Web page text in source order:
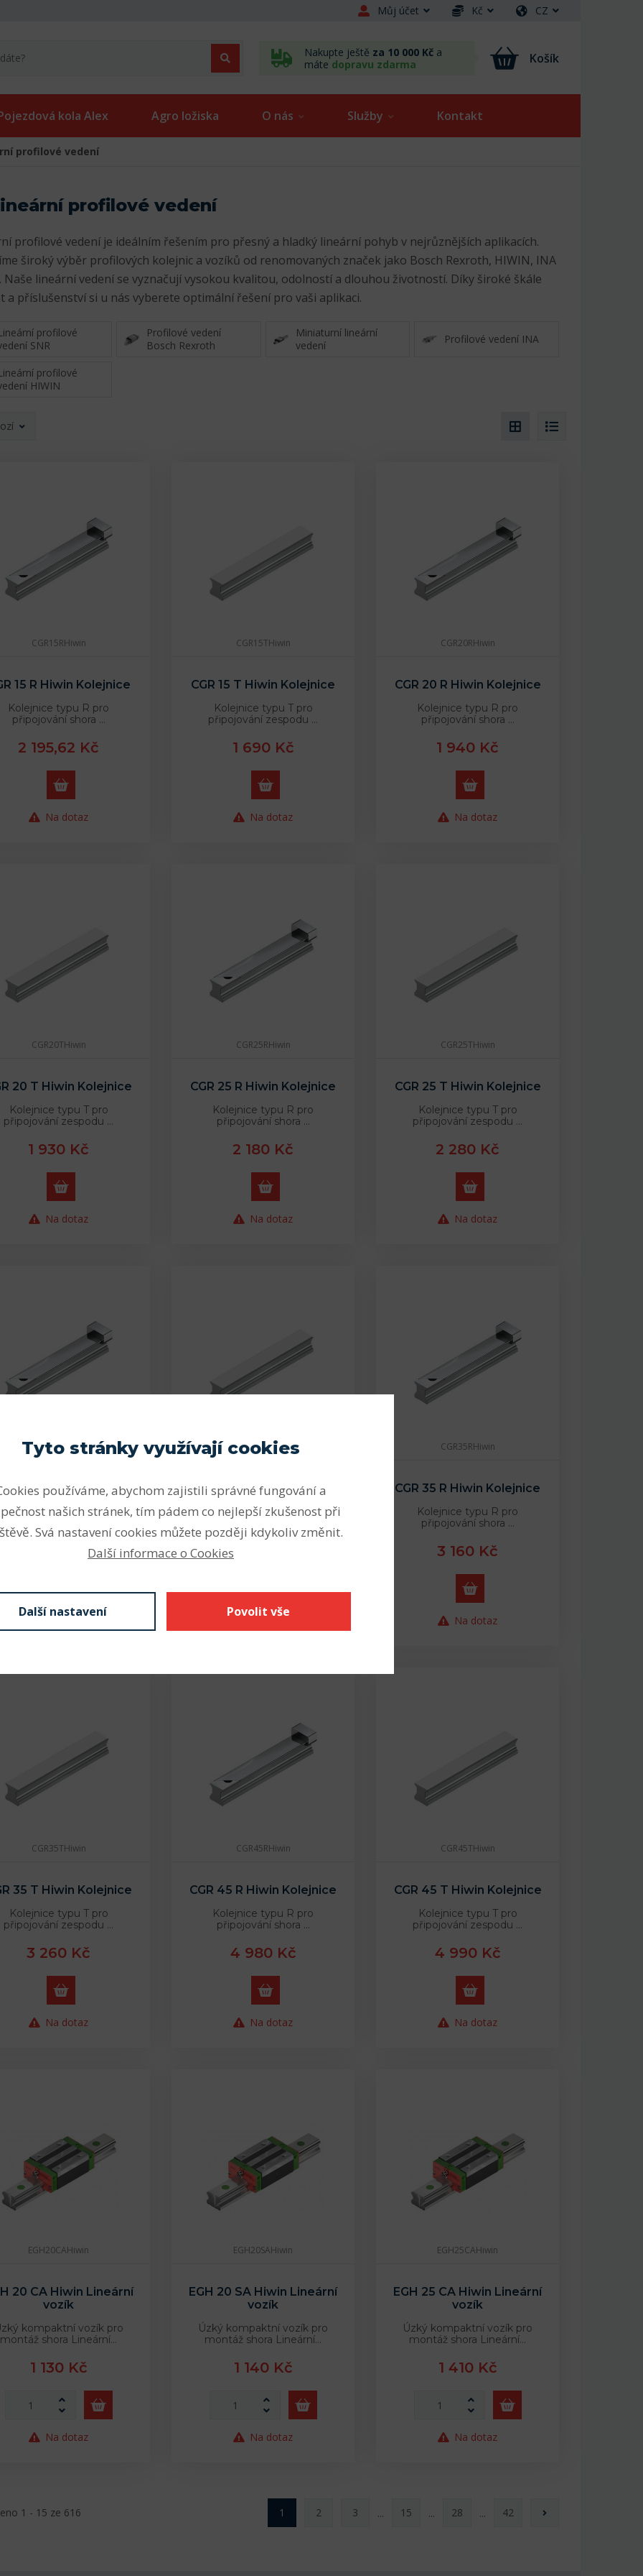
Můj účet Kč CZ
Nakupte ještě za 10 000 Kč a
máte dopravu zdarma Košík
kola Alex Agro ložiska O nás Služby Kontakt
profilové vedení
profilové vedení
profilové vedení je ideálním řešením pro přesný a hladký lineární pohyb v nejrůznějších aplikacích.
široký výběr profilových kolejnic a vozíků od renomovaných značek jako Bosch Rexroth, HIWIN, INA
Naše lineární vedení se vyznačují vysokou kvalitou, odolností a dlouhou životností. Díky široké škále
a příslušenství si u nás vyberete optimální řešení pro vaši aplikaci.
profilové
SNR
Profilové vedení
Bosch Rexroth
Miniaturní lineární
vedení
Profilové vedení INA
profilové
HIWIN
CGR15RHiwin
15 R Hiwin Kolejnice
Kolejnice typu R pro
připojování shora …
2 195,62 Kč
Na dotaz
CGR15THiwin
CGR 15 T Hiwin Kolejnice
Kolejnice typu T pro
připojování zespodu …
1 690 Kč
Na dotaz
CGR20RHiwin
CGR 20 R Hiwin Kolejnice
Kolejnice typu R pro
připojování shora …
1 940 Kč
Na dotaz
CGR20THiwin
20 T Hiwin Kolejnice
Kolejnice typu T pro
připojování zespodu …
1 930 Kč
Na dotaz
CGR25RHiwin
CGR 25 R Hiwin Kolejnice
Kolejnice typu R pro
připojování shora …
2 180 Kč
Na dotaz
CGR25THiwin
CGR 25 T Hiwin Kolejnice
Kolejnice typu T pro
připojování zespodu …
2 280 Kč
Na dotaz
CGR30RHiwin
30 R Hiwin Kolejnice
Kolejnice typu R pro
2 710 Kč
CGR30THiwin
CGR 30 T Hiwin Kolejnice
Kolejnice typu T pro
připojování zespodu …
2 810 Kč
Na dotaz
CGR35RHiwin
CGR 35 R Hiwin Kolejnice
Kolejnice typu R pro
připojování shora …
3 160 Kč
Na dotaz
CGR35THiwin
35 T Hiwin Kolejnice
Kolejnice typu T pro
připojování zespodu …
3 260 Kč
Na dotaz
CGR45RHiwin
CGR 45 R Hiwin Kolejnice
Kolejnice typu R pro
připojování shora …
4 980 Kč
Na dotaz
CGR45THiwin
CGR 45 T Hiwin Kolejnice
Kolejnice typu T pro
připojování zespodu …
4 990 Kč
Na dotaz
EGH20CAHiwin
20 CA Hiwin Lineární
vozík
kompaktní vozík pro
montáž shora Lineární…
1 130 Kč
Na dotaz
EGH20SAHiwin
EGH 20 SA Hiwin Lineární
vozík
Úzký kompaktní vozík pro
montáž shora Lineární…
1 140 Kč
Na dotaz
EGH25CAHiwin
EGH 25 CA Hiwin Lineární
vozík
Úzký kompaktní vozík pro
montáž shora Lineární…
1 410 Kč
Na dotaz
1 - 15 ze 616 1 2 3 ... 15 ... 28 ... 42
Tyto stránky využívají cookies
používáme, abychom zajistili správné fungování a
našich stránek, tím pádem co nejlepší zkušenost při
Svá nastavení cookies můžete později kdykoliv změnit.
Další informace o Cookies
Další nastavení Povolit vše